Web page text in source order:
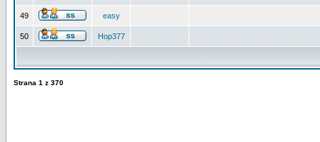
49 easy
50 Hop377
Strana 1 z 370